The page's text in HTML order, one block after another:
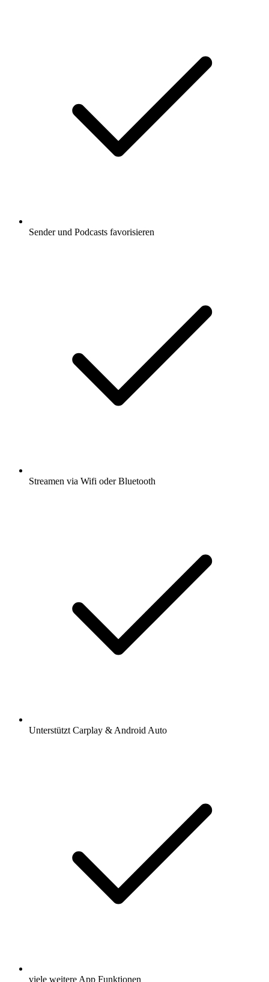
Sender und Podcasts favorisieren
Streamen via Wifi oder Bluetooth
Unterstützt Carplay & Android Auto
viele weitere App Funktionen